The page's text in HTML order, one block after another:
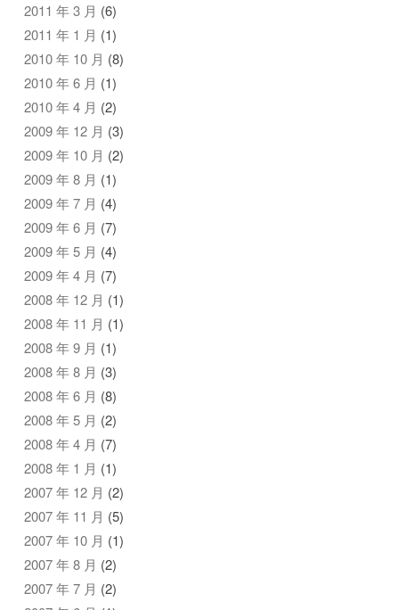
2011 年 3 月 (6)
2011 年 1 月 (1)
2010 年 10 月 (8)
2010 年 6 月 (1)
2010 年 4 月 (2)
2009 年 12 月 (3)
2009 年 10 月 (2)
2009 年 8 月 (1)
2009 年 7 月 (4)
2009 年 6 月 (7)
2009 年 5 月 (4)
2009 年 4 月 (7)
2008 年 12 月 (1)
2008 年 11 月 (1)
2008 年 9 月 (1)
2008 年 8 月 (3)
2008 年 6 月 (8)
2008 年 5 月 (2)
2008 年 4 月 (7)
2008 年 1 月 (1)
2007 年 12 月 (2)
2007 年 11 月 (5)
2007 年 10 月 (1)
2007 年 8 月 (2)
2007 年 7 月 (2)